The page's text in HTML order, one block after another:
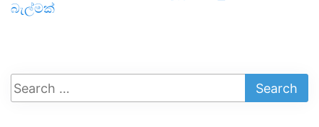
බැල්මක්